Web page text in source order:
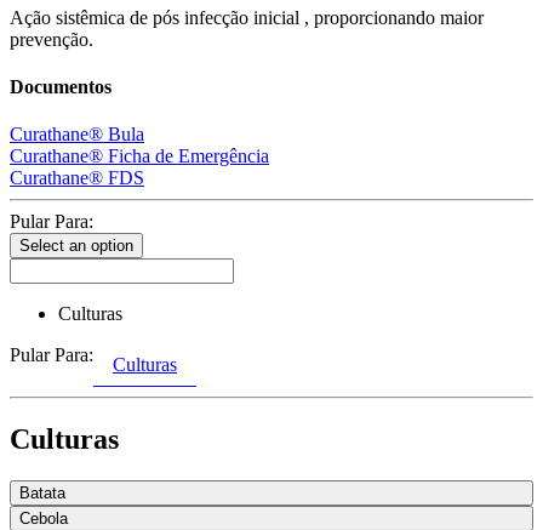
Ação sistêmica de pós infecção inicial , proporcionando maior
prevenção.
Documentos
Curathane® Bula
Curathane® Ficha de Emergência
Curathane® FDS
Pular Para:
Select an option
Culturas
Pular Para:
Culturas
Culturas
Batata
Cebola